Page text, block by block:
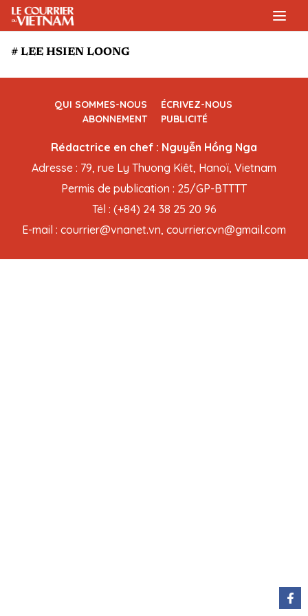
# LEE HSIEN LOONG
QUI SOMMES-NOUS
ÉCRIVEZ-NOUS
ABONNEMENT
PUBLICITÉ
Rédactrice en chef : Nguyễn Hồng Nga
Adresse : 79, rue Ly Thuong Kiêt, Hanoï, Vietnam
Permis de publication : 25/GP-BTTTT
Tél : (+84) 24 38 25 20 96
E-mail : courrier@vnanet.vn, courrier.cvn@gmail.com